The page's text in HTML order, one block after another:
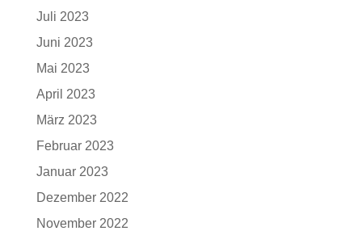
Juli 2023
Juni 2023
Mai 2023
April 2023
März 2023
Februar 2023
Januar 2023
Dezember 2022
November 2022